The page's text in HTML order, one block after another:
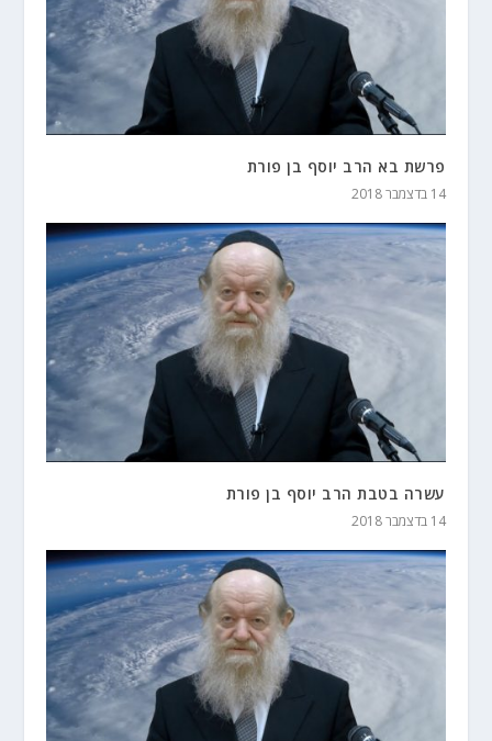
פרשת בא הרב יוסף בן פורת
14 בדצמבר 2018
עשרה בטבת הרב יוסף בן פורת
14 בדצמבר 2018